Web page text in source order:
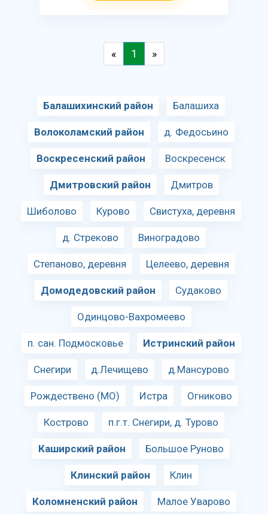
« 1 »
Балашихинский район Балашиха
Волоколамский район д. Федосьино
Воскресенский район Воскресенск
Дмитровский район Дмитров
Шиболово Курово Свистуха, деревня
д. Стреково Виноградово
Степаново, деревня Целеево, деревня
Домодедовский район Судаково
Одинцово-Вахромеево
п. сан. Подмосковье Истринский район
Снегири д.Лечищево д.Мансурово
Рождествено (МО) Истра Огниково
Кострово п.г.т. Снегири, д. Турово
Каширский район Большое Руново
Клинский район Клин
Коломненский район Малое Уварово